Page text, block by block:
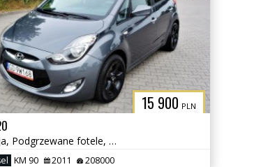
15 900 PLN
Klimatyzacja, Podgrzewane fotele, Serwisowany
KM 90 2011 208000